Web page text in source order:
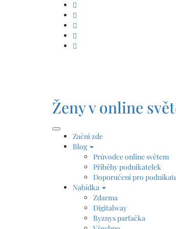
Ženy v online
Začni zde
Blog
Průvodce online světem
Příběhy podnikatelek
Doporučení pro
Nabídka
Zdarma
Digitalway
Byznys parťačka